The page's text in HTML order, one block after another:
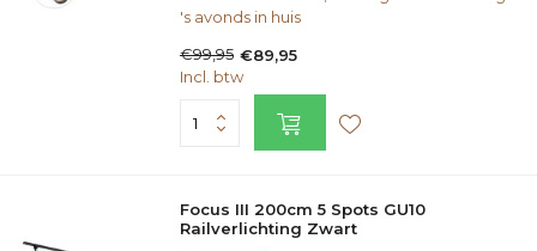
's avonds in huis
€99,95 €89,95
Incl. btw
Focus III 200cm 5 Spots GU10
Railverlichting Zwart